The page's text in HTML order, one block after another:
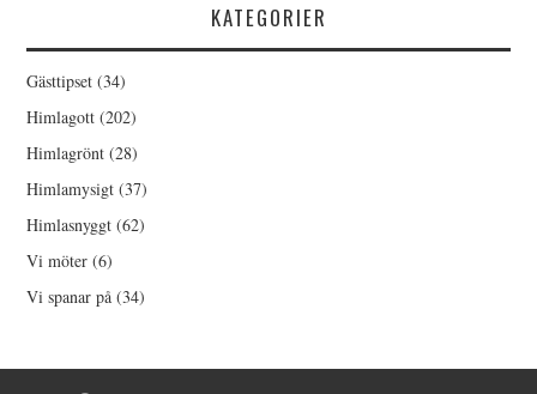
KATEGORIER
Gästtipset (34)
Himlagott (202)
Himlagrönt (28)
Himlamysigt (37)
Himlasnyggt (62)
Vi möter (6)
Vi spanar på (34)